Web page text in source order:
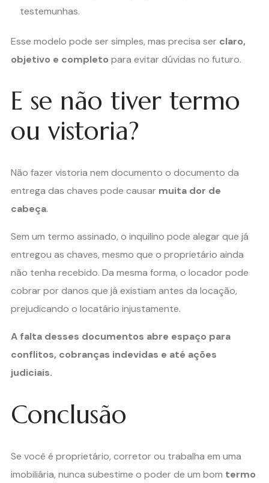
testemunhas.
Esse modelo pode ser simples, mas precisa ser claro,
objetivo e completo para evitar dúvidas no futuro.
E se não tiver termo
ou vistoria?
Não fazer vistoria nem documento o documento da
entrega das chaves pode causar muita dor de
cabeça.
Sem um termo assinado, o inquilino pode alegar que já
entregou as chaves, mesmo que o proprietário ainda
não tenha recebido. Da mesma forma, o locador pode
cobrar por danos que já existiam antes da locação,
prejudicando o locatário injustamente.
A falta desses documentos abre espaço para
conflitos, cobranças indevidas e até ações
judiciais.
Conclusão
Se você é proprietário, corretor ou trabalha em uma
imobiliária, nunca subestime o poder de um bom termo